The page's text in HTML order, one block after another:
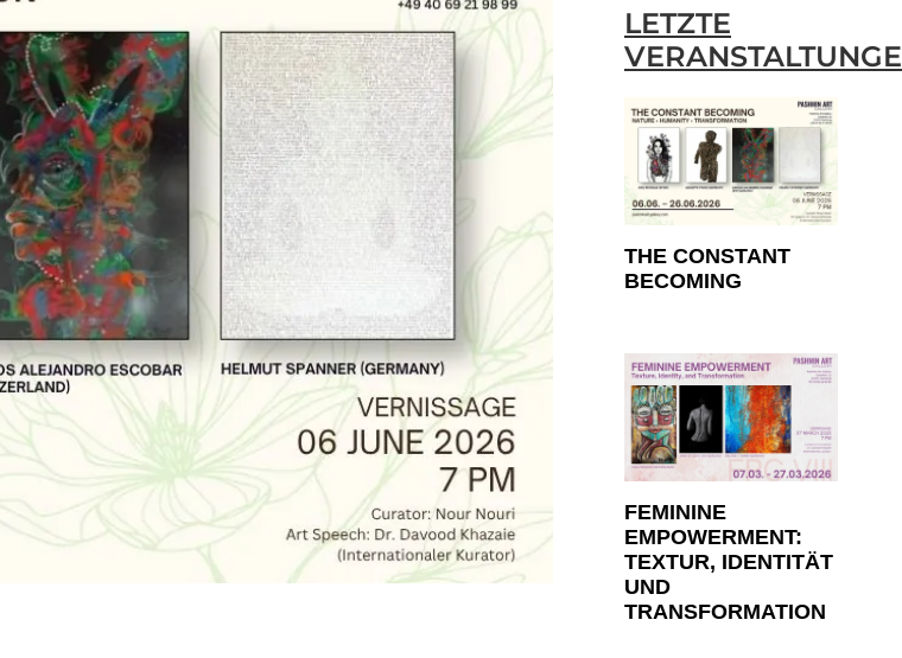
LETZTE
THE CONSTANT
BECOMING
FEMININE
EMPOWERMENT:
TEXTUR, IDENTITÄT
UND
TRANSFORMATION